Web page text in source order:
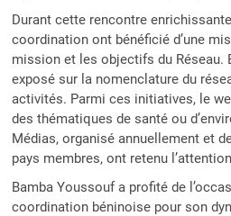
Durant cette rencontre
coordination ont bénéficié d’une
mission et les objectifs du Réseau.
exposé sur la nomenclature du
activités. Parmi ces initiatives, le
des thématiques de santé ou
Médias, organisé annuellement et
pays membres, ont retenu
Bamba Youssouf a profité de
coordination béninoise pour son